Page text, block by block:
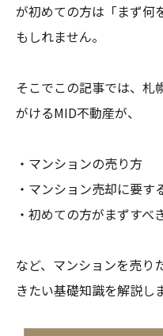
が初めての方は「まず何
もしれません。
そこでこの記事では、札
がけるMID不動産が、
・マンションの売り方
・マンション売却に要す
・初めての方がまずすべ
など、マンションを売り
きたい基礎知識を解説し